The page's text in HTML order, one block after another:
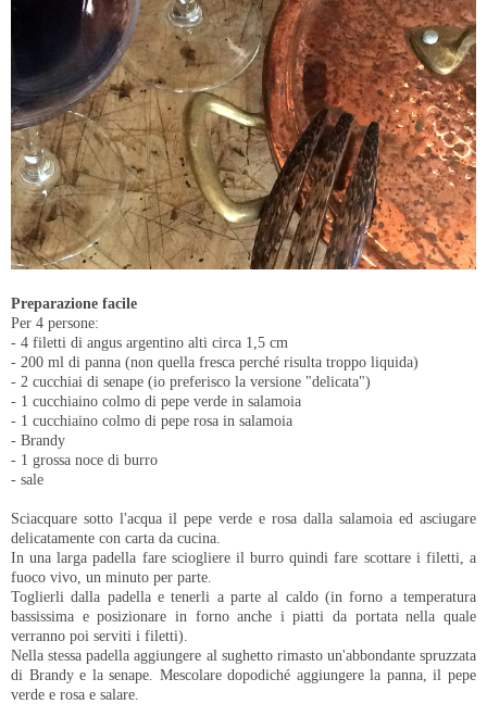
Preparazione facile
Per 4 persone:
- 4 filetti di angus argentino alti circa 1,5 cm
- 200 ml di panna (non quella fresca perché risulta troppo liquida)
- 2 cucchiai di senape (io preferisco la versione "delicata")
- 1 cucchiaino colmo di pepe verde in salamoia
- 1 cucchiaino colmo di pepe rosa in salamoia
- Brandy
- 1 grossa noce di burro
- sale
Sciacquare sotto l'acqua il pepe verde e rosa dalla salamoia ed asciugare
delicatamente con carta da cucina.
In una larga padella fare sciogliere il burro quindi fare scottare i filetti, a
fuoco vivo, un minuto per parte.
Toglierli dalla padella e tenerli a parte al caldo (in forno a temperatura
bassissima e posizionare in forno anche i piatti da portata nella quale
verranno poi serviti i filetti).
Nella stessa padella aggiungere al sughetto rimasto un'abbondante spruzzata
di Brandy e la senape. Mescolare dopodiché aggiungere la panna, il pepe
verde e rosa e salare.